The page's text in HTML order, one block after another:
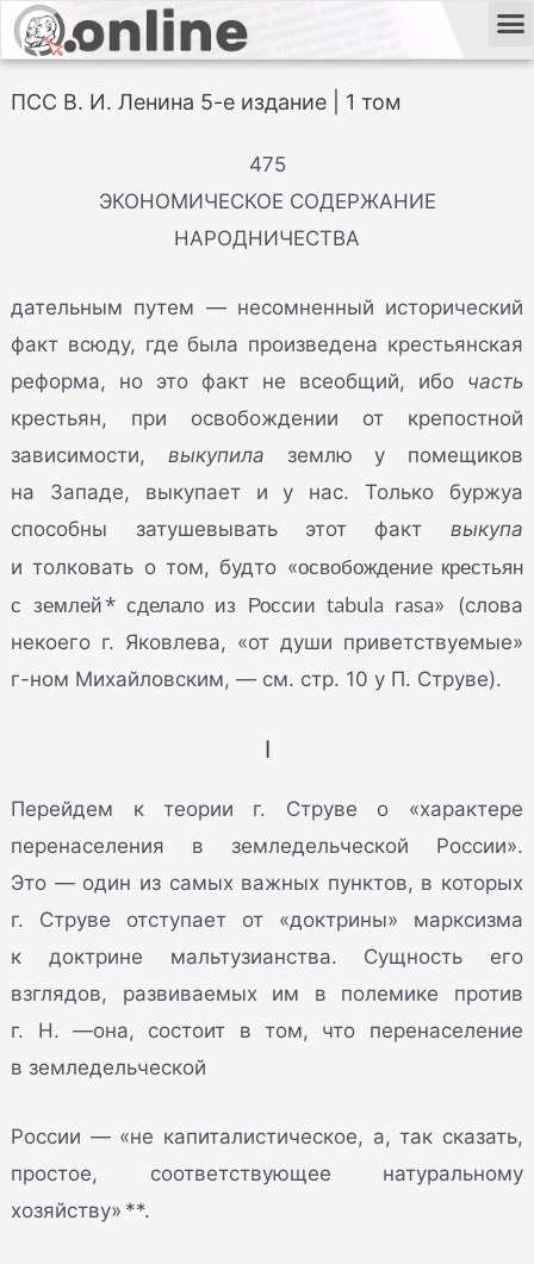
ПСС В. И. Ленина 5-е издание | 1 том
475
ЭКОНОМИЧЕСКОЕ СОДЕРЖАНИЕ
НАРОДНИЧЕСТВА
дательным путем — несомненный исторический
факт всюду, где была произведена крестьянская
реформа, но это факт не всеобщий, ибо часть
крестьян, при освобождении от крепостной
зависимости, выкупила землю у помещиков
на Западе, выкупает и у нас. Только буржуа
способны затушевывать этот факт выкупа
и толковать о том, будто «освобождение крестьян
с землей * сделало из России tabula rasa» (слова
некоего г. Яковлева, «от души приветствуемые»
г-ном Михайловским, — см. стр. 10 у П. Струве).
I
Перейдем к теории г. Струве о «характере
перенаселения в земледельческой России».
Это — один из самых важных пунктов, в которых
г. Струве отступает от «доктрины» марксизма
к доктрине мальтузианства. Сущность его
взглядов, развиваемых им в полемике против
г. Н. —она, состоит в том, что перенаселение
в земледельческой
России — «не капиталистическое, а, так сказать,
простое, соответствующее натуральному
хозяйству» **.